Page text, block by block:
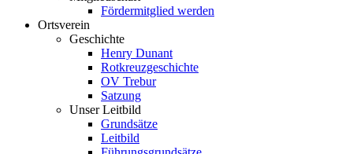
Fördermitglied werden
Ortsverein
Geschichte
Henry Dunant
Rotkreuzgeschichte
OV Trebur
Satzung
Unser Leitbild
Grundsätze
Leitbild